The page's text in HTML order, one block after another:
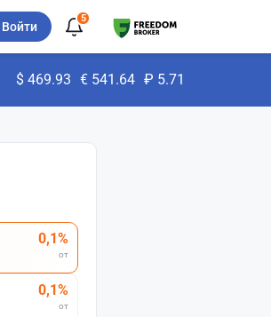
Войти
5
$ 469.93 € 541.64 ₽ 5.71
0,1%
от
0,1%
от